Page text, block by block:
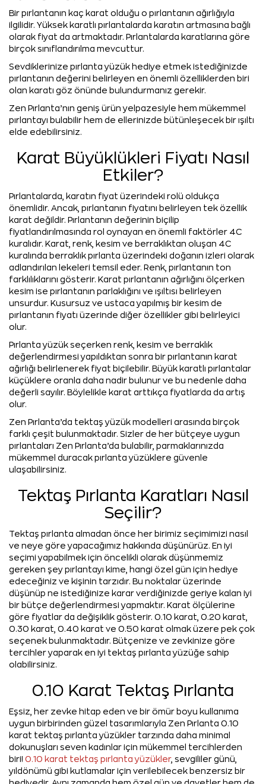
Bir pırlantanın kaç karat olduğu o pırlantanın ağırlığıyla
ilgilidir. Yüksek karatlı pırlantalarda karatın artmasına bağlı
olarak fiyat da artmaktadır. Pırlantalarda karatlarına göre
birçok sınıflandırılma mevcuttur.
Sevdiklerinize pırlanta yüzük hediye etmek istediğinizde
pırlantanın değerini belirleyen en önemli özelliklerden biri
olan karatı göz önünde bulundurmanız gerekir.
Zen Pırlanta’nın geniş ürün yelpazesiyle hem mükemmel
pırlantayı bulabilir hem de ellerinizde bütünleşecek bir ışıltı
elde edebilirsiniz.
Karat Büyüklükleri Fiyatı Nasıl
Etkiler?
Pırlantalarda, karatın fiyat üzerindeki rolü oldukça
önemlidir. Ancak, pırlantanın fiyatını belirleyen tek özellik
karat değildir. Pırlantanın değerinin biçilip
fiyatlandırılmasında rol oynayan en önemli faktörler 4C
kuralıdır. Karat, renk, kesim ve berraklıktan oluşan 4C
kuralında berraklık pırlanta üzerindeki doğanın izleri olarak
adlandırılan lekeleri temsil eder. Renk, pırlantanın ton
farklılıklarını gösterir. Karat pırlantanın ağırlığını ölçerken
kesim ise pırlantanın parlaklığını ve ışıltısı belirleyen
unsurdur. Kusursuz ve ustaca yapılmış bir kesim de
pırlantanın fiyatı üzerinde diğer özellikler gibi belirleyici
olur.
Pırlanta yüzük seçerken renk, kesim ve berraklık
değerlendirmesi yapıldıktan sonra bir pırlantanın karat
ağırlığı belirlenerek fiyat biçilebilir. Büyük karatlı pırlantalar
küçüklere oranla daha nadir bulunur ve bu nedenle daha
değerli sayılır. Böylelikle karat arttıkça fiyatlarda da artış
olur.
Zen Pırlanta’da tektaş yüzük modelleri arasında birçok
farklı çeşit bulunmaktadır. Sizler de her bütçeye uygun
pırlantaları Zen Pırlanta’da bulabilir, parmaklarınızda
mükemmel duracak pırlanta yüzüklere güvenle
ulaşabilirsiniz.
Tektaş Pırlanta Karatları Nasıl
Seçilir?
Tektaş pırlanta almadan önce her birimiz seçimimizi nasıl
ve neye göre yapacağımız hakkında düşünürüz. En iyi
seçimi yapabilmek için öncelikli olarak düşünmemiz
gereken şey pırlantayı kime, hangi özel gün için hediye
edeceğiniz ve kişinin tarzıdır. Bu noktalar üzerinde
düşünüp ne istediğinize karar verdiğinizde geriye kalan iyi
bir bütçe değerlendirmesi yapmaktır. Karat ölçülerine
göre fiyatlar da değişiklik gösterir. 0.10 karat, 0.20 karat,
0.30 karat, 0.40 karat ve 0.50 karat olmak üzere pek çok
seçenek bulunmaktadır. Bütçenize ve zevkinize göre
tercihler yaparak en iyi tektaş pırlanta yüzüğe sahip
olabilirsiniz.
0.10 Karat Tektaş Pırlanta
Eşsiz, her zevke hitap eden ve bir ömür boyu kullanıma
uygun birbirinden güzel tasarımlarıyla Zen Pırlanta 0.10
karat tektaş pırlanta yüzükler tarzında daha minimal
dokunuşları seven kadınlar için mükemmel tercihlerden
biri! 0.10 karat tektaş pırlanta yüzükler, sevgililer günü,
yıldönümü gibi kutlamalar için verilebilecek benzersiz bir